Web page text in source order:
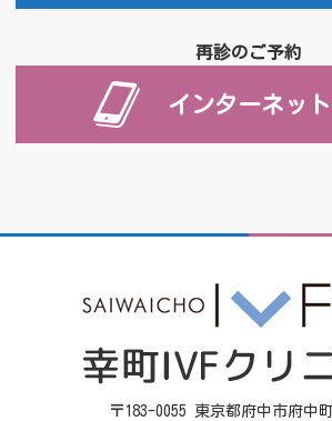
再診のご予約
インターネッ
〒183-0055 東京都府中市府中